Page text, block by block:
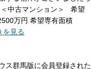
中古マンション＞ 希望
万円 希望専有面積
を見る
ス群馬版に会員登録された